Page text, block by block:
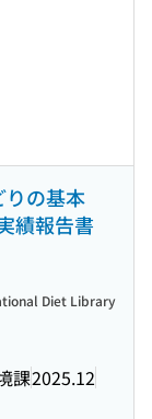
りの基本
績報告書
課2025.12
Diet Library